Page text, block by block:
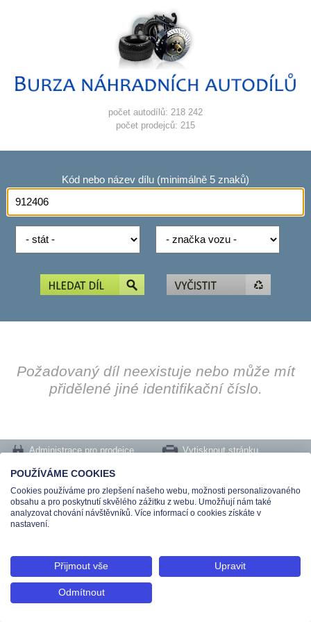
počet autodílů: 218 242
počet prodejců: 215
Kód nebo název dílu (minimálně 5 znaků)
Požadovaný díl neexistuje nebo může mít
přidělené jiné identifikační číslo.
Administrace pro prodejce
Vytisknout stránku
Nastavení cookies
Tel.: +420 491 519 500 | E-mail: helpdesk@teas.cz | Provozovna: tř. T.Bati 299,
763 02 Zlín
© 2026 Teas spol. s r. o., Platnéřská 88/9, 110 00 Praha 1 - Staré Město, IČO:
48906565, DIČ: CZ699008048, Zapsána v OR vedeném u Městského soudu v
POUŽÍVÁME COOKIES
Cookies používáme pro zlepšení našeho webu, možnosti personalizovaného
obsahu a pro poskytnutí skvělého zážitku z webu. Umožňují nám také
analyzovat chování návštěvníků. Více informací o cookies získáte v
nastavení.
Přijmout vše Upravit
Odmítnout